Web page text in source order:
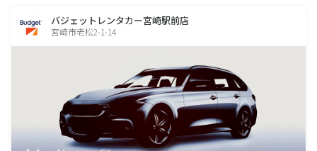
バジェットレンタカー宮崎駅前店
宮崎市老松2-1-14